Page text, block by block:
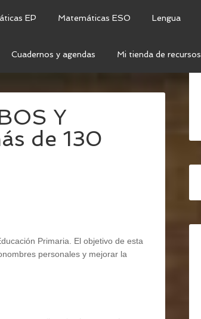
EP Matemáticas ESO Lengua
Cuadernos y agendas Mi tienda de recursos
JUEGO PARA LENGUA: VERBOS Y
Y
de 130
Primaria. El objetivo de esta
personales y mejorar la